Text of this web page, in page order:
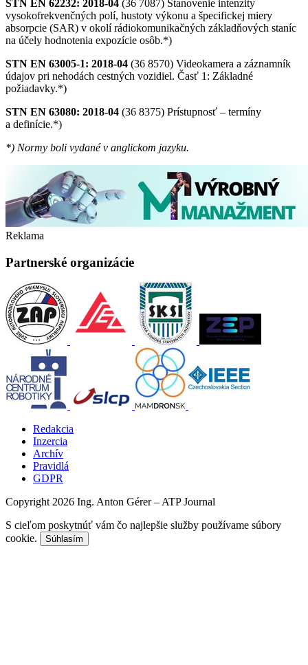
STN EN 62232: 2018-04 (36 7087) Stanovenie intenzity
vysokofrekvenčných polí, hustoty výkonu a špecifickej miery
absorpcie (SAR) v okolí rádiokomunikačných základňových staníc
na účely hodnotenia expozície osôb.*)
STN EN 63005-1: 2018-04 (36 8570) Videokamera a záznamník
údajov pri nehodách cestných vozidiel. Časť 1: Základné
požiadavky.*)
STN EN 63080: 2018-04 (36 8375) Prístupnosť – termíny
a definície.*)
*) Normy boli vydané v anglickom jazyku.
Reklama
Partnerské organizácie
Redakcia
Inzercia
Archív
Pravidlá
GDPR
Copyright 2026 Ing. Anton Gérer – ATP Journal
S cieľom poskytnúť vám čo najlepšie služby používame súbory
cookie.
Súhlasím